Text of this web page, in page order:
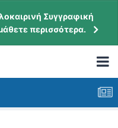
Συγγραφική
περισσότερα.